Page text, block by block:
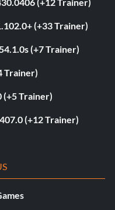
(+33 Trainer)
(+7 Trainer)
Trainer)
(+5 Trainer)
(+12 Trainer)